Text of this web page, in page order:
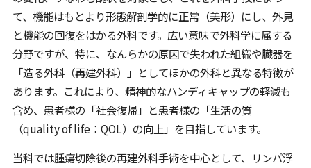
て、機能はもとより形態解剖学的に正常（美形）にし、外見
と機能の回復をはかる外科です。広い意味で外科学に属する
分野ですが、特に、なんらかの原因で失われた組織や臓器を
「造る外科（再建外科）」としてほかの外科と異なる特徴が
あります。これにより、精神的なハンディキャップの軽減も
含め、患者様の「社会復帰」と患者様の「生活の質
（quality of life：QOL）の向上」を目指しています。
当科では腫瘍切除後の再建外科手術を中心として、リンパ浮